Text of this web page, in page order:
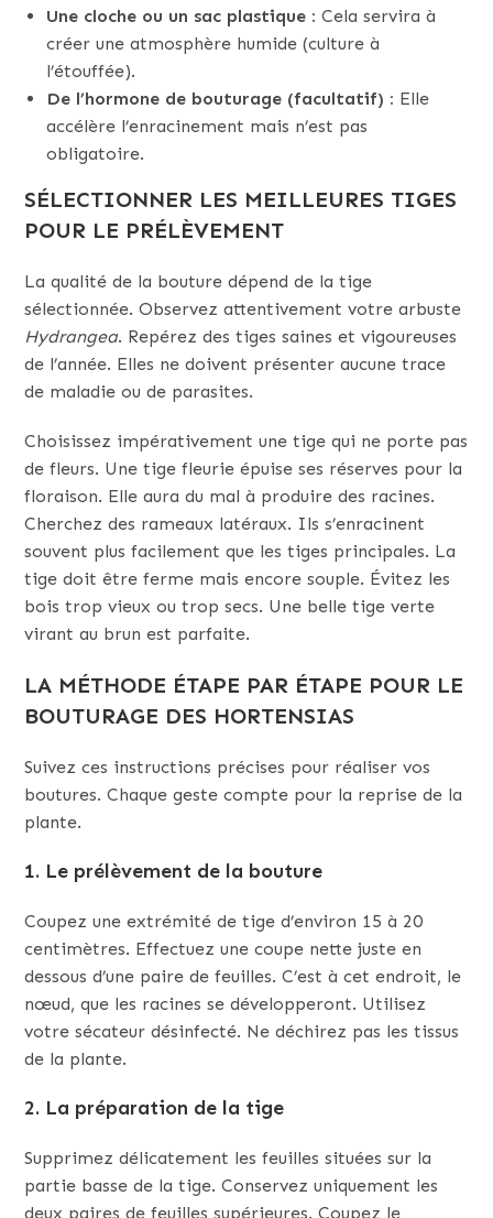
Une cloche ou un sac plastique : Cela servira à
créer une atmosphère humide (culture à
l’étouffée).
De l’hormone de bouturage (facultatif) : Elle
accélère l’enracinement mais n’est pas
obligatoire.
SÉLECTIONNER LES MEILLEURES TIGES
POUR LE PRÉLÈVEMENT
La qualité de la bouture dépend de la tige
sélectionnée. Observez attentivement votre arbuste
Hydrangea. Repérez des tiges saines et vigoureuses
de l’année. Elles ne doivent présenter aucune trace
de maladie ou de parasites.
Choisissez impérativement une tige qui ne porte pas
de fleurs. Une tige fleurie épuise ses réserves pour la
floraison. Elle aura du mal à produire des racines.
Cherchez des rameaux latéraux. Ils s’enracinent
souvent plus facilement que les tiges principales. La
tige doit être ferme mais encore souple. Évitez les
bois trop vieux ou trop secs. Une belle tige verte
virant au brun est parfaite.
LA MÉTHODE ÉTAPE PAR ÉTAPE POUR LE
BOUTURAGE DES HORTENSIAS
Suivez ces instructions précises pour réaliser vos
boutures. Chaque geste compte pour la reprise de la
plante.
1. Le prélèvement de la bouture
Coupez une extrémité de tige d’environ 15 à 20
centimètres. Effectuez une coupe nette juste en
dessous d’une paire de feuilles. C’est à cet endroit, le
nœud, que les racines se développeront. Utilisez
votre sécateur désinfecté. Ne déchirez pas les tissus
de la plante.
2. La préparation de la tige
Supprimez délicatement les feuilles situées sur la
partie basse de la tige. Conservez uniquement les
deux paires de feuilles supérieures. Coupez le